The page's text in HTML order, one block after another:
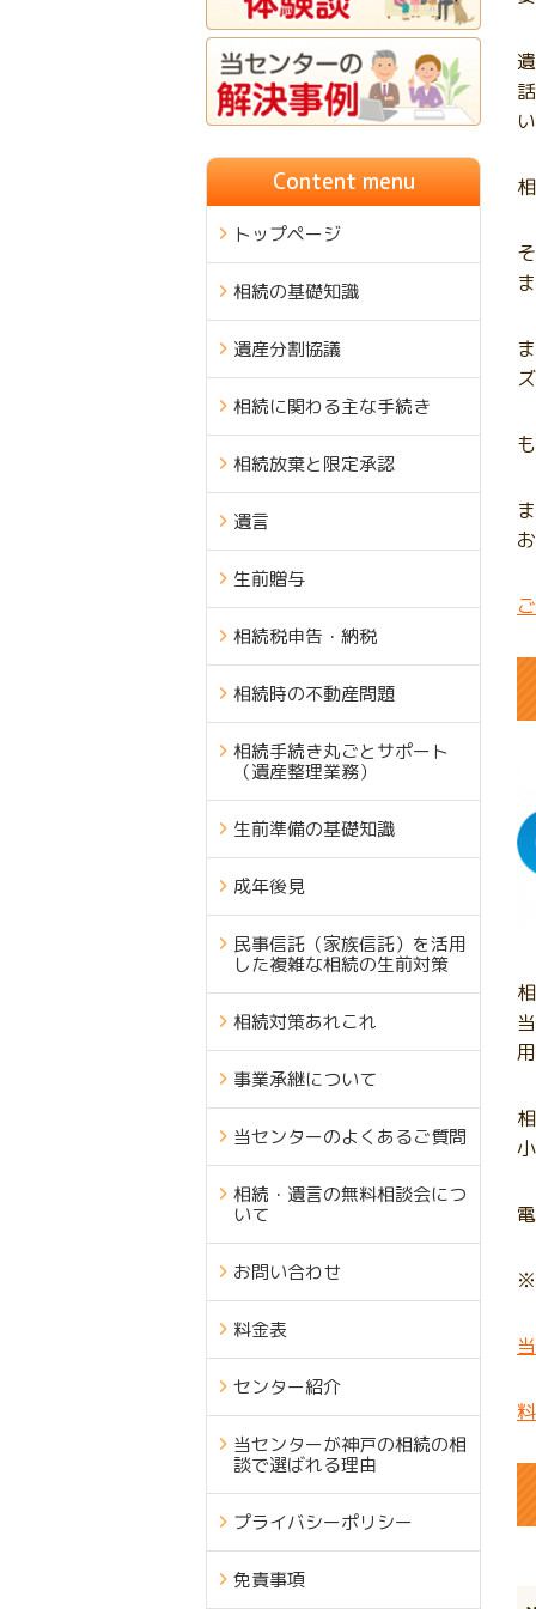
※
Content menu
トップページ
相続の基礎知識
遺産分割協議
相続に関わる主な手続き
相続放棄と限定承認
遺言
生前贈与
相続税申告・納税
相続時の不動産問題
相続手続き丸ごとサポート
（遺産整理業務）
生前準備の基礎知識
成年後見
民事信託（家族信託）を活用
した複雑な相続の生前対策
相続対策あれこれ
事業承継について
当センターのよくあるご質問
相続・遺言の無料相談会につ
いて
お問い合わせ
料金表
センター紹介
当センターが神戸の相続の相
談で選ばれる理由
プライバシーポリシー
免責事項